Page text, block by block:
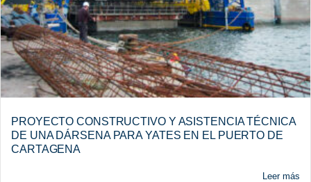
PROYECTO CONSTRUCTIVO Y ASISTENCIA TÉCNICA
DE UNA DÁRSENA PARA YATES EN EL PUERTO DE
CARTAGENA
Leer más